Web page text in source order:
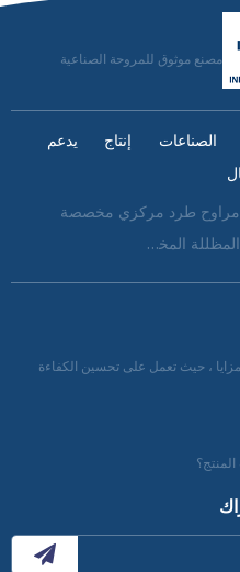
مصنع موثوق للمروحة الصناعية
الصناعات إنتاج
يدعم
مراوح طرد مركزي مخصصة
محركات القطب المظللة المخصصة
، حيث تعمل على تحسين الكفاءة